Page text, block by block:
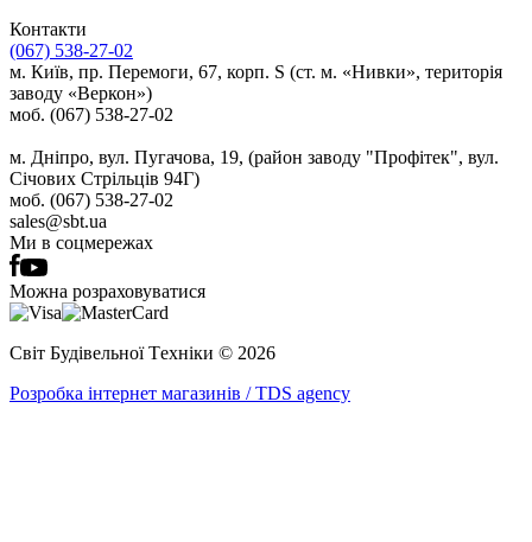
Контакти
(067) 538-27-02
м. Київ, пр. Перемоги, 67, корп. S (ст. м. «Нивки», територія
заводу «Веркон»)
моб. (067) 538-27-02
м. Дніпро, вул. Пугачова, 19, (район заводу "Профітек", вул.
Січових Стрільців 94Г)
моб. (067) 538-27-02
sales@sbt.ua
Ми в соцмережах
Можна розраховуватися
Світ Будівельної Tехніки © 2026
Розробка інтернет магазинів / TDS agency